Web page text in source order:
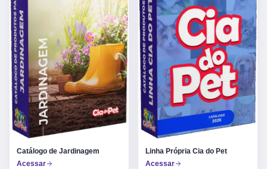
Catálogo de Jardinagem
Acessar
Linha Própria Cia do Pet
Acessar